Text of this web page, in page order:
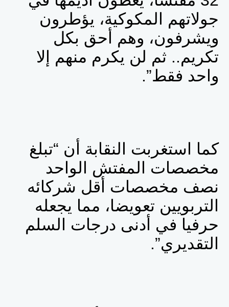
جولاتهم المكوكية، يؤطرون
ويشرفون، وهم أحق بكل
تكريم.. ثم لن يكرم منهم إلا
واحد فقط”.
كما استغربت النقابة أن “تبلغ
مخصصات المفتش الواحد
نصف مخصصات أقل شركائه
التربويين تعويضا، مما يجعله
حرفيا في أدنى درجات السلم
التقديري”.